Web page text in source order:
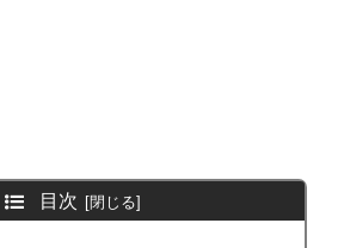
目次